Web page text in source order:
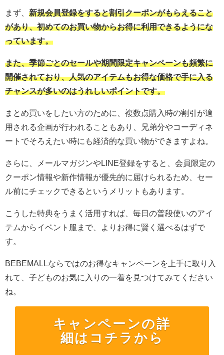
まず、 新規会員登録をすると割引クーポンがもらえること
があり、初めてのお買い物からお得に利用できるようにな
っています。
また、季節ごとのセールや期間限定キャンペーンも頻繁に
開催されており、人気のアイテムもお得な価格で手に入る
チャンスが多いのはうれしいポイントです。
まとめ買いをしたい方のために、複数点購入時の割引が適
用される企画が行われることもあり、兄弟分やコーディネ
ートでそろえたい時にも経済的な買い物ができますよね。
さらに、メールマガジンやLINE登録をすると、会員限定の
クーポン情報や新作情報が優先的に届けられるため、セー
ル前にチェックできるというメリットもあります。
こうした特典をうまく活用すれば、毎日の普段使いのアイ
テムからイベント服まで、よりお得に賢く選べるはずで
す。
BEBEMALLならではのお得なキャンペーンを上手に取り入
れて、子どものお気に入りの一着を見つけてみてください
ね。
キャンペーンの詳
細はコチラから